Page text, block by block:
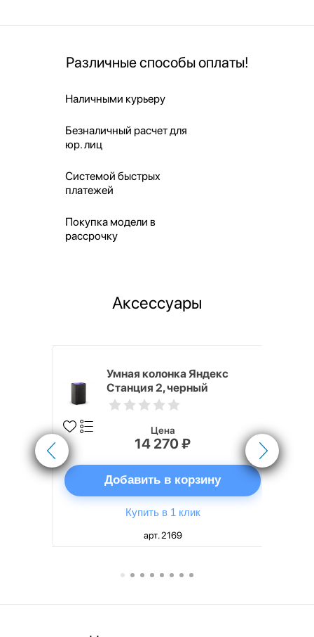
Различные способы оплаты!
Наличными курьеру
Безналичный расчет для
юр. лиц
Системой быстрых
платежей
Покупка модели в
рассрочку
Аксессуары
Умная колонка Яндекс
Станция 2, черный
Цена
14 270 ₽
Добавить в корзину
Купить в 1 клик
арт. 2169